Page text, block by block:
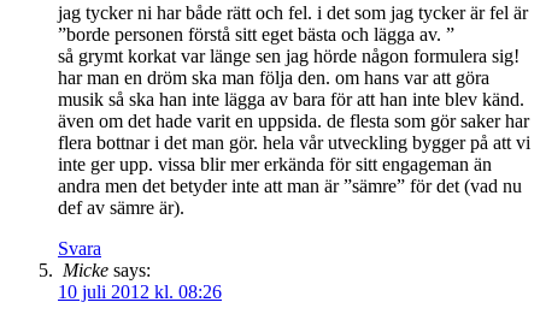
jag tycker ni har både rätt och fel. i det som jag tycker är fel är
”borde personen förstå sitt eget bästa och lägga av. ”
så grymt korkat var länge sen jag hörde någon formulera sig!
har man en dröm ska man följa den. om hans var att göra
musik så ska han inte lägga av bara för att han inte blev känd.
även om det hade varit en uppsida. de flesta som gör saker har
flera bottnar i det man gör. hela vår utveckling bygger på att vi
inte ger upp. vissa blir mer erkända för sitt engageman än
andra men det betyder inte att man är ”sämre” för det (vad nu
def av sämre är).
Svara
Micke says:
10 juli 2012 kl. 08:26